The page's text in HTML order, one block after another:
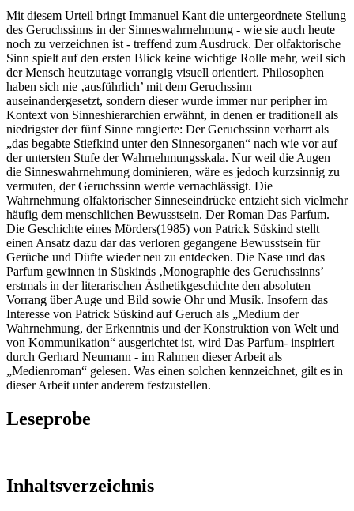
Mit diesem Urteil bringt Immanuel Kant die untergeordnete Stellung
des Geruchssinns in der Sinneswahrnehmung - wie sie auch heute
noch zu verzeichnen ist - treffend zum Ausdruck. Der olfaktorische
Sinn spielt auf den ersten Blick keine wichtige Rolle mehr, weil sich
der Mensch heutzutage vorrangig visuell orientiert. Philosophen
haben sich nie ‚ausführlich’ mit dem Geruchssinn
auseinandergesetzt, sondern dieser wurde immer nur peripher im
Kontext von Sinneshierarchien erwähnt, in denen er traditionell als
niedrigster der fünf Sinne rangierte: Der Geruchssinn verharrt als
„das begabte Stiefkind unter den Sinnesorganen“ nach wie vor auf
der untersten Stufe der Wahrnehmungsskala. Nur weil die Augen
die Sinneswahrnehmung dominieren, wäre es jedoch kurzsinnig zu
vermuten, der Geruchssinn werde vernachlässigt. Die
Wahrnehmung olfaktorischer Sinneseindrücke entzieht sich vielmehr
häufig dem menschlichen Bewusstsein. Der Roman Das Parfum.
Die Geschichte eines Mörders(1985) von Patrick Süskind stellt
einen Ansatz dazu dar das verloren gegangene Bewusstsein für
Gerüche und Düfte wieder neu zu entdecken. Die Nase und das
Parfum gewinnen in Süskinds ‚Monographie des Geruchssinns’
erstmals in der literarischen Ästhetikgeschichte den absoluten
Vorrang über Auge und Bild sowie Ohr und Musik. Insofern das
Interesse von Patrick Süskind auf Geruch als „Medium der
Wahrnehmung, der Erkenntnis und der Konstruktion von Welt und
von Kommunikation“ ausgerichtet ist, wird Das Parfum- inspiriert
durch Gerhard Neumann - im Rahmen dieser Arbeit als
„Medienroman“ gelesen. Was einen solchen kennzeichnet, gilt es in
dieser Arbeit unter anderem festzustellen.
Leseprobe
Inhaltsverzeichnis